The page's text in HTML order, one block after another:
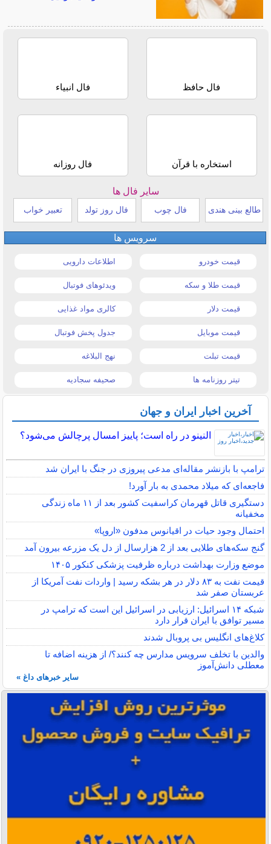
فال حافظ فال انبیاء
استخاره با قرآن فال روزانه
سایر فال ها
طالع بینی هندی فال چوب فال روز تولد تعبیر خواب
سرویس ها
قیمت خودرو اطلاعات دارویی
قیمت طلا و سکه ویدئوهای فوتبال
قیمت دلار کالری مواد غذایی
قیمت موبایل جدول پخش فوتبال
قیمت تبلت نهج البلاغه
تیتر روزنامه ها صحیفه سجادیه
آخرین اخبار ایران و جهان
النینو در راه است؛ پاییز امسال پرچالش می‌شود؟
ترامپ با بازنشر مقاله‌ای مدعی پیروزی در جنگ با ایران شد
فاجعه‌ای که میلاد محمدی به بار آورد!
دستگیری قاتل قهرمان کراسفیت کشور بعد از ۱۱ ماه زندگی
مخفیانه
احتمال وجود حیات در اقیانوس مدفون «اروپا»
گنج سکه‌های طلایی بعد از 2 هزارسال از دل یک مزرعه بیرون آمد
موضع وزارت بهداشت درباره ظرفیت پزشکی کنکور ۱۴۰۵
قیمت نفت به ۸۳ دلار در هر بشکه رسید | واردات نفت آمریکا از
عربستان صفر شد
شبکه ۱۴ اسرائیل: ارزیابی در اسرائیل این است که ترامپ در
مسیر توافق با ایران قرار دارد
کلاغ‌های انگلیس بی پروبال شدند
والدین با تخلف سرویس مدارس چه کنند؟/ از هزینه اضافه تا
معطلی دانش‌آموز
سایر خبرهای داغ »